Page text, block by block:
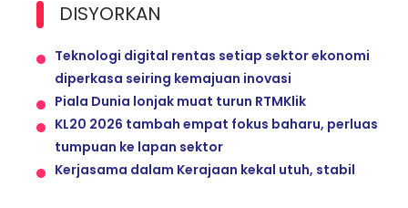
DISYORKAN
Teknologi digital rentas setiap sektor ekonomi
diperkasa seiring kemajuan inovasi
Piala Dunia lonjak muat turun RTMKlik
KL20 2026 tambah empat fokus baharu, perluas
tumpuan ke lapan sektor
Kerjasama dalam Kerajaan kekal utuh, stabil